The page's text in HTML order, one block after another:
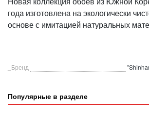
года изготовлена на экологически
основе с имитацией натуральных
_Бренд
Популярные в разделе